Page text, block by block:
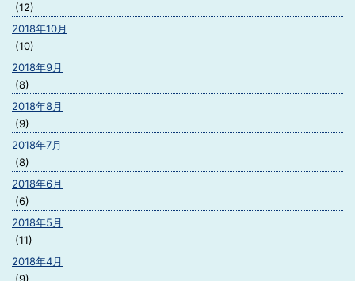
(12)
2018年10月
(10)
2018年9月
(8)
2018年8月
(9)
2018年7月
(8)
2018年6月
(6)
2018年5月
(11)
2018年4月